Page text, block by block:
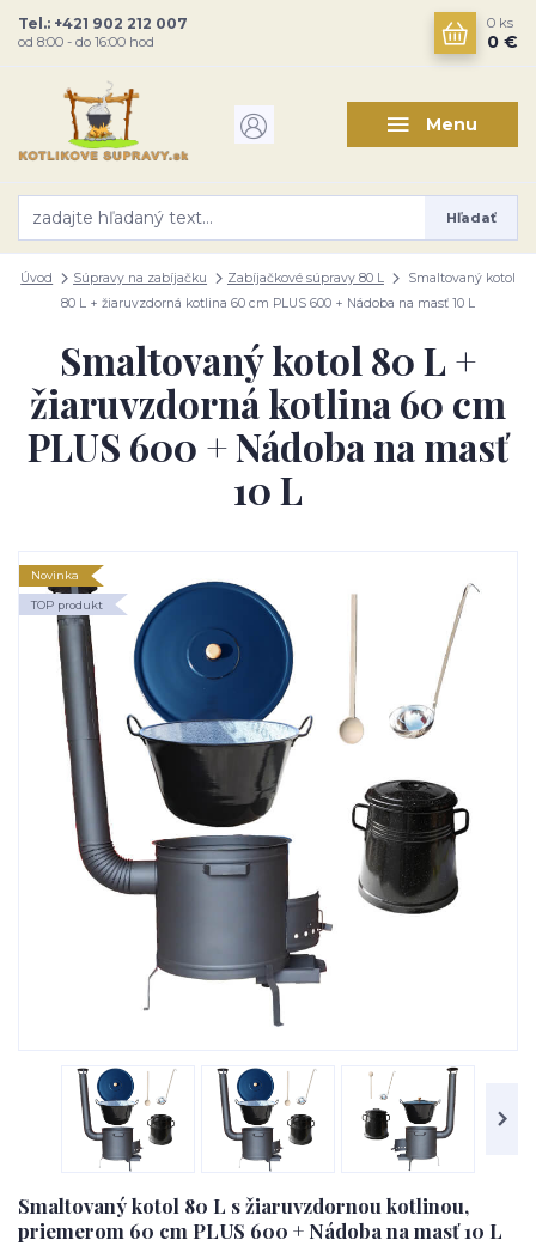
Menu
Hľadať
Tel.: +421 902 212 007
od 8:00 - do 16:00 hod
0 ks
0 €
Úvod Súpravy na zabíjačku Zabíjačkové súpravy 80 L
Smaltovaný kotol
80 L + žiaruvzdorná kotlina 60 cm PLUS 600 + Nádoba na masť 10 L
Smaltovaný kotol 80 L +
žiaruvzdorná kotlina 60 cm
PLUS 600 + Nádoba na masť
10 L
Novinka
TOP produkt
Smaltovaný kotol 80 L s žiaruvzdornou kotlinou,
priemerom 60 cm PLUS 600 + Nádoba na masť 10 L